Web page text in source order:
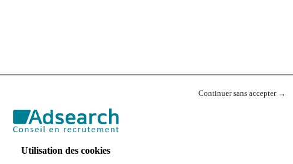
Continuer sans accepter →
Utilisation des cookies
trouver LE poste idéal.
confirmé (H/F) à Marseille. Vous travaillerez sur un portefeuille, qui est